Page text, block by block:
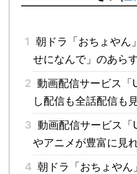
1 朝ドラ「おちょやん
せになんで」のあら
2 動画配信サービス
し配信も全話配信も
3 動画配信サービス
やアニメが豊富に見
4 朝ドラ「おちょやん